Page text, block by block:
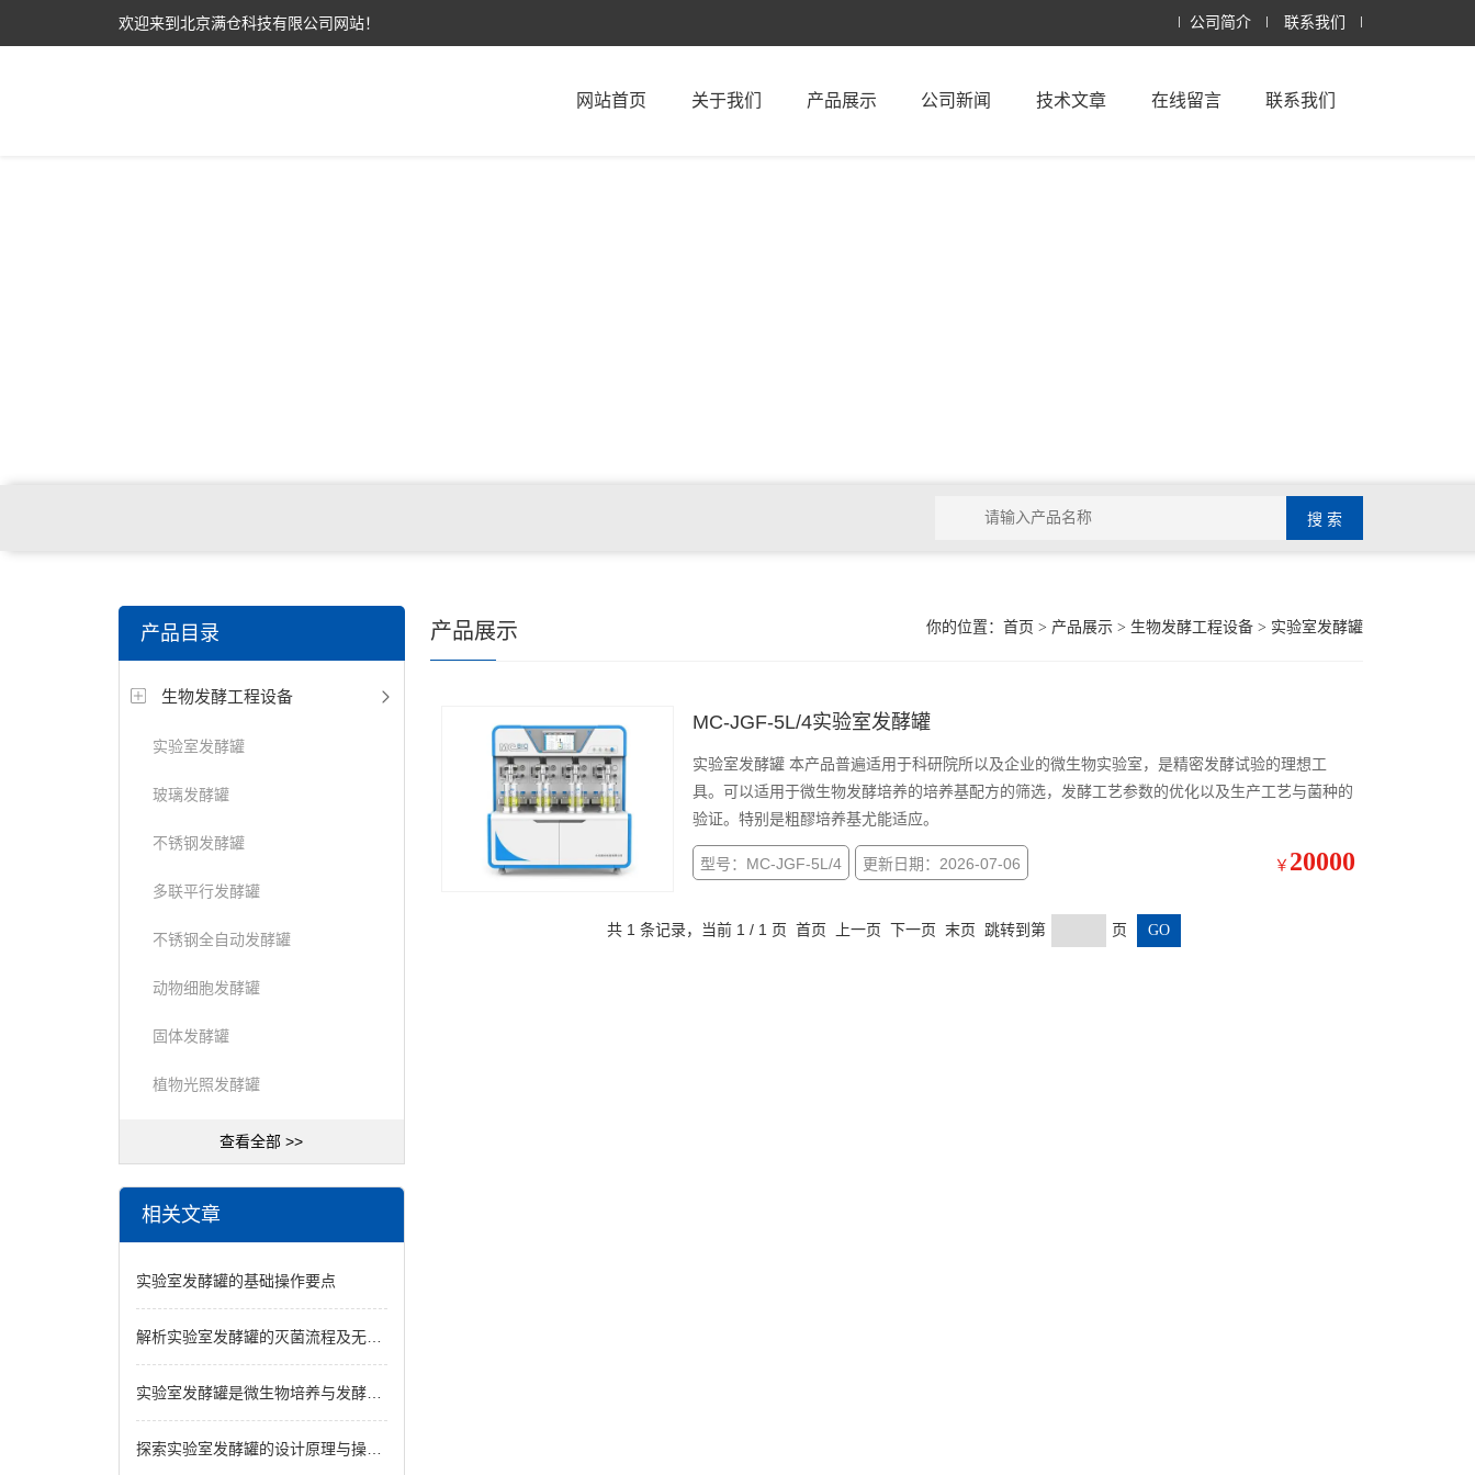
欢迎来到北京满仓科技有限公司网站！ 公司简介 联系我们
网站首页 关于我们 产品展示 公司新闻 技术文章 在线留言 联系我们
产品目录
生物发酵工程设备
实验室发酵罐
玻璃发酵罐
不锈钢发酵罐
多联平行发酵罐
不锈钢全自动发酵罐
动物细胞发酵罐
固体发酵罐
植物光照发酵罐
查看全部 >>
相关文章
实验室发酵罐的基础操作要点
解析实验室发酵罐的灭菌流程及无菌操作规范
实验室发酵罐是微生物培养与发酵工艺的科研设备
探索实验室发酵罐的设计原理与操作要点
你的位置： 首页 > 产品展示 > 生物发酵工程设备 > 实验室发酵罐
产品展示
MC-JGF-5L/4实验室发酵罐
实验室发酵罐 本产品普遍适用于科研院所以及企业的微生物实验室，是精密发酵试验的理想工
具。可以适用于微生物发酵培养的培养基配方的筛选，发酵工艺参数的优化以及生产工艺与菌种的
验证。特别是粗醪培养基尤能适应。
型号：MC-JGF-5L/4 更新日期：2026-07-06 ￥ 20000
共 1 条记录，当前 1 / 1 页 首页 上一页 下一页 末页 跳转到第 页